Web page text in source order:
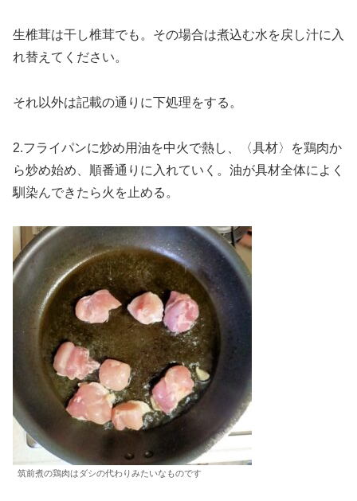
生椎茸は干し椎茸でも。その場合は煮込む水を戻し汁に入
れ替えてください。
それ以外は記載の通りに下処理をする。
2.フライパンに炒め用油を中火で熱し、〈具材〉を鶏肉か
ら炒め始め、順番通りに入れていく。油が具材全体によく
馴染んできたら火を止める。
筑前煮の鶏肉はダシの代わりみたいなものです